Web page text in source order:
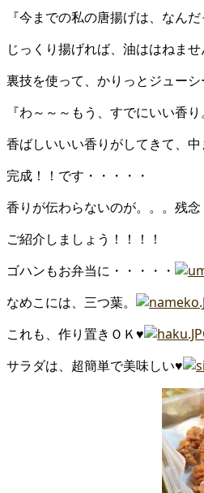
『今までの私の唐揚げは、なん
じっくり揚げれば、油ははねませ
裏技を使って、かりっとジューシ
『わ～～～もう、すでにいい香り
香ばしいいい香りがしてきて、中
完成！！です・・・・・
香りが伝わらないのが。。。残念
ご紹介しましょう！！！！
ゴハンもお弁当に・・・・・
なめこには、三つ葉。
これも、作り置きＯＫ♥
サラダは、超簡単で美味しい♥